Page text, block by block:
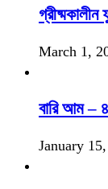
March 1,
বারি আম –
January